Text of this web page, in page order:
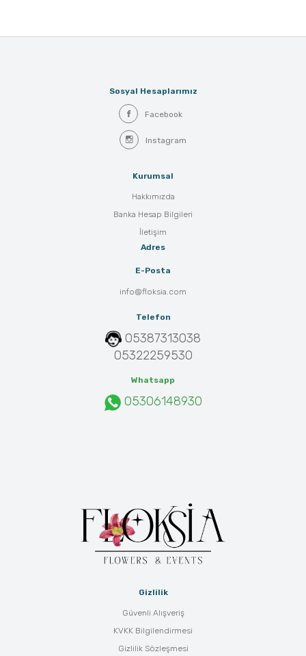
Sosyal Hesaplarımız
Facebook
Instagram
Kurumsal
Hakkımızda
Banka Hesap Bilgileri
İletişim
Adres
E-Posta
info@floksia.com
Telefon
05387313038
05322259530
Whatsapp
05306148930
Gizlilik
Güvenli Alışveriş
KVKK Bilgilendirmesi
Gizlilik Sözleşmesi